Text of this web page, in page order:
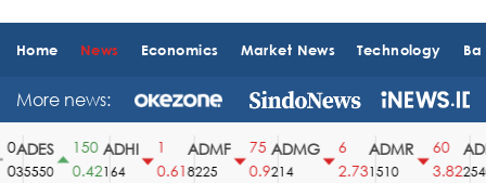
Home News Economics Market News Technology
More news:
ADES
35550
150
0.42
ADHI
164
0.61
ADMF
8225
75
0.9
ADMG
214
2.73
ADMR
1510
60
3.822540